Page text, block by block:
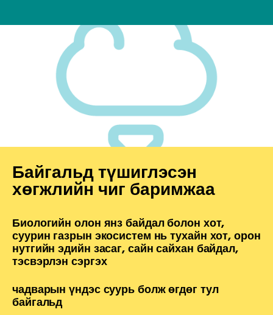
Байгальд түшиглэсэн
хөгжлийн чиг баримжаа
Биологийн олон янз байдал болон хот,
суурин газрын экосистем нь тухайн хот, орон
нутгийн эдийн засаг, сайн сайхан байдал,
тэсвэрлэн сэргэх
чадварын үндэс суурь болж өгдөг тул
байгальд